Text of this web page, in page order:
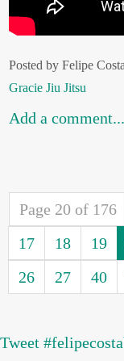
Posted by Felipe Costa
Gracie Jiu Jitsu
Add a comment...
Page 20 of 176
17
18 19
26
27 40
Tweet